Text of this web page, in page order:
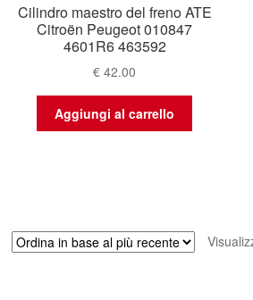
Cilindro maestro del freno ATE
Citroën Peugeot 010847
4601R6 463592
€ 42.00
Aggiungi al carrello